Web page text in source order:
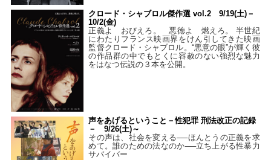
クロード・シャブロル傑作選 vol.2 9/19(土)－
10/2(金)
正義よ おびえろ。 悪徳よ 燃えろ。 半世紀
にわたりフランス映画界をけん引してきた映画
監督クロード・シャブロル。“悪意の眼”が輝く彼
の作品群の中でもとくに容赦のない強烈な魅力
をはなつ伝説の３本を公開。
声をあげるということ－性犯罪 刑法改正の記録
－ 9/26(土)～
その声は、社会を変える──ほんとうの正義を求
めて。誰のための法なのか──立ち上がる性暴力
サバイバー